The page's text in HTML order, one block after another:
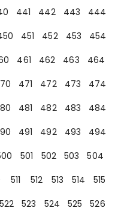
441 442 443
444
451 452 453
454
461 462 463
464
471 472 473
474
481 482 483
484
491 492 493
494
501 502 503
504
511 512 513 514
515
522 523 524 525
526